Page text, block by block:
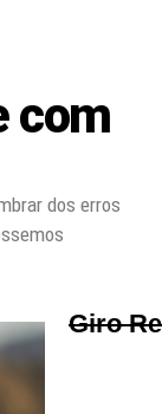
com
dos erros
Giro